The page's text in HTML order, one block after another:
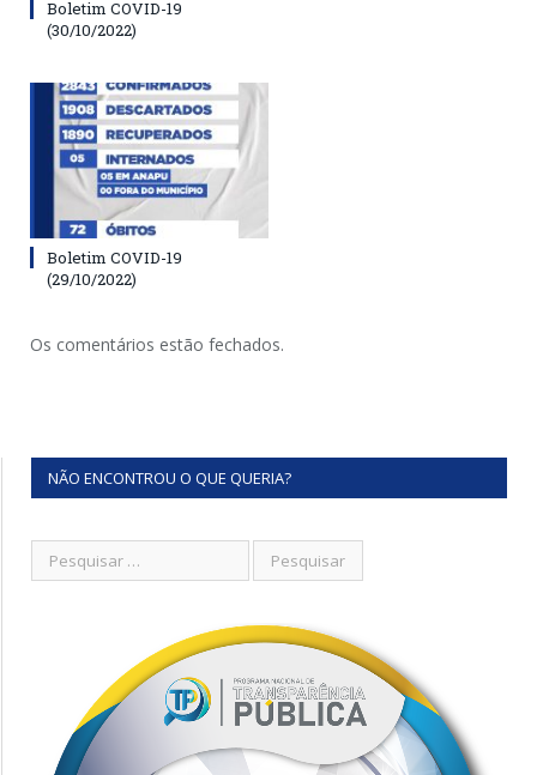
Boletim COVID-19
(30/10/2022)
Boletim COVID-19
(29/10/2022)
Os comentários estão fechados.
NÃO ENCONTROU O QUE QUERIA?